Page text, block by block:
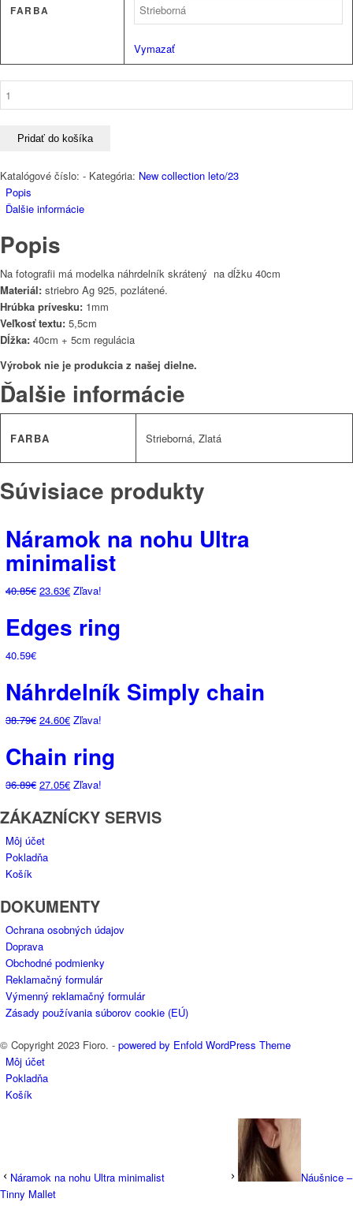
41.67€.
FARBA
Vymazať
náhrdelník
Pridať do košíka
Katalógové číslo: - Kategória: New collection leto/23
Popis
Ďalšie informácie
Popis
Na fotografii má modelka náhrdelník skrátený na dĺžku 40cm
Materiál: striebro Ag 925, pozlátené.
Hrúbka prívesku: 1mm
Veľkosť textu: 5,5cm
Dĺžka: 40cm + 5cm regulácia
Výrobok nie je produkcia z našej dielne.
Ďalšie informácie
FARBA Strieborná, Zlatá
Súvisiace produkty
Náramok na nohu Ultra
minimalist
40.85€ Pôvodná
bola:
40.85€.
23.63€Aktuálna
je:
23.63€.
Zľava!
Edges ring
40.59€
Náhrdelník Simply chain
38.79€ Pôvodná
bola:
38.79€.
24.60€Aktuálna
je:
24.60€.
Zľava!
Chain ring
36.89€ Pôvodná
bola:
27.05€Aktuálna
je:
Zľava!
ZÁKAZNÍCKY SERVIS
Môj účet
Pokladňa
Košík
DOKUMENTY
Ochrana osobných údajov
Doprava
Obchodné podmienky
Reklamačný formulár
Výmenný reklamačný formulár
Zásady používania súborov cookie (EÚ)
© Copyright 2023 Fioro. - powered by Enfold WordPress Theme
Môj účet
Pokladňa
Košík
Náramok na nohu Ultra minimalist
Náušnice –
Tinny Mallet